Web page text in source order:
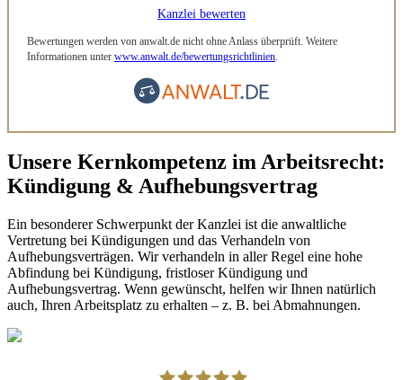
Kanzlei bewerten
Bewertungen werden von anwalt.de nicht ohne Anlass überprüft. Weitere
Informationen unter www.anwalt.de/bewertungsrichtlinien
Unsere Kernkompetenz im Arbeitsrecht:
Kündigung & Aufhebungsvertrag
Ein besonderer Schwerpunkt der Kanzlei ist die anwaltliche
Vertretung bei Kündigungen und das Verhandeln von
Aufhebungsverträgen. Wir verhandeln in aller Regel eine hohe
Abfindung bei Kündigung, fristloser Kündigung und
Aufhebungsvertrag. Wenn gewünscht, helfen wir Ihnen natürlich
auch, Ihren Arbeitsplatz zu erhalten – z. B. bei Abmahnungen.